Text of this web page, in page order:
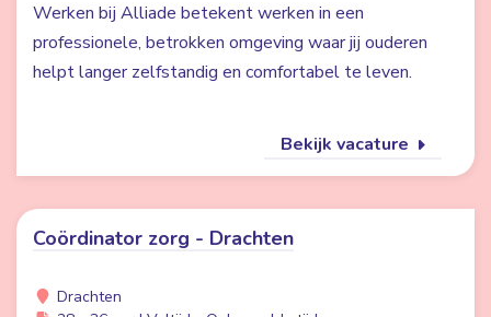
Werken bij Alliade betekent werken in een
professionele, betrokken omgeving waar jij ouderen
helpt langer zelfstandig en comfortabel te leven.
Bekijk vacature
Coördinator zorg - Drachten
Drachten